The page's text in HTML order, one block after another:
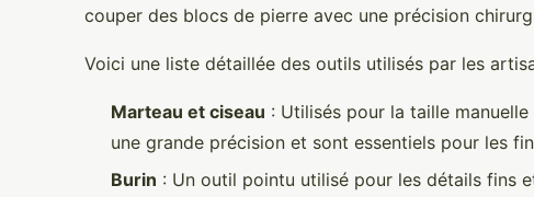
couper des blocs de pierre avec une précision
Voici une liste détaillée des outils utilisés par les
Marteau et ciseau : Utilisés pour la taille
une grande précision et sont essentiels pour les
Burin : Un outil pointu utilisé pour les détails fins